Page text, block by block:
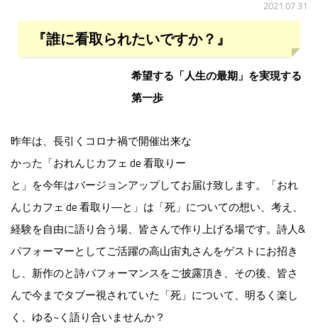
2021.07.31
『誰に看取られたいですか？』
希望する「人生の最期」を実現する
第一歩
昨年は、長引くコロナ禍で開催出来な
かった「おれんじカフェ de 看取りー
と」を今年はバージョンアップしてお届け致します。「おれ
んじカフェ de 看取り―と」は「死」についての想い、考え、
経験を自由に語り合う場、皆さんで作り上げる場です。詩人&
パフォーマーとしてご活躍の高山宙丸さんをゲストにお招き
し、新作のと詩パフォーマンスをご披露頂き、その後、皆さ
んで今までタブー視されていた「死」について、明るく楽し
く、ゆる~く語り合いませんか？